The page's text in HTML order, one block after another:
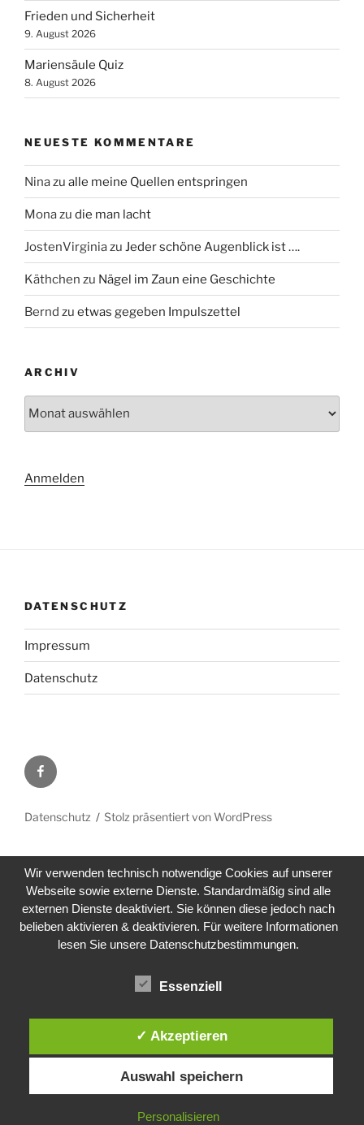
Frieden und Sicherheit
9. August 2026
Mariensäule Quiz
8. August 2026
NEUESTE KOMMENTARE
Ninazu alle meine Quellen entspringen
Monazu die man lacht
JostenVirginiazu Jeder schöne Augenblick ist ….
Käthchen zu Nägel im Zaun eine Geschichte
Bernd zu etwas gegeben Impulszettel
ARCHIV
Anmelden
DATENSCHUTZ
Impressum
Datenschutz
Facebook
Datenschutz Stolz präsentiert von WordPress
Wir verwenden technisch notwendige Cookies auf unserer
Webseite sowie externe Dienste. Standardmäßig sind alle
externen Dienste deaktiviert. Sie können diese jedoch nach
belieben aktivieren & deaktivieren. Für weitere Informationen
lesen Sie unsere Datenschutzbestimmungen.
Essenziell
✓ Akzeptieren
Auswahl speichern
Personalisieren